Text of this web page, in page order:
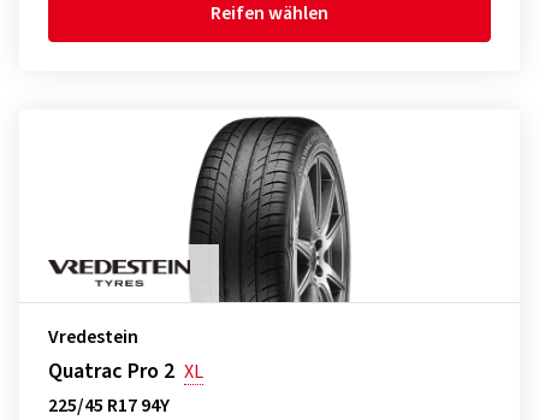
Reifen wählen
Vredestein
Quatrac Pro 2 XL
225/45 R17 94Y